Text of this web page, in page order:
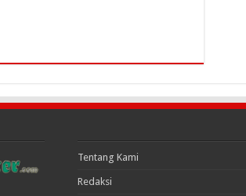
Tentang Kami
Redaksi